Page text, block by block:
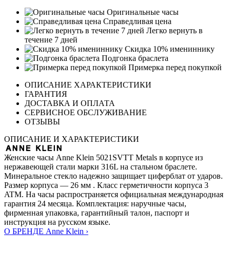
Оригинальные часы
Справедливая цена
Легко вернуть в
течение 7 дней
Скидка 10% имениннику
Подгонка браслета
Примерка перед покупкой
ОПИСАНИЕ ХАРАКТЕРИСТИКИ
ГАРАНТИЯ
ДОСТАВКА И ОПЛАТА
СЕРВИСНОЕ ОБСЛУЖИВАНИЕ
ОТЗЫВЫ
ОПИСАНИЕ И ХАРАКТЕРИСТИКИ
Женские часы Anne Klein 5021SVTT Metals в корпусе из
нержавеющей стали марки 316L на стальном браслете.
Минеральное стекло надежно защищает циферблат от ударов.
Размер корпуса — 26 мм . Класс герметичности корпуса 3
ATM. На часы распространяется официальная международная
гарантия 24 месяца. Комплектация: наручные часы,
фирменная упаковка, гарантийный талон, паспорт и
инструкция на русском языке.
О БРЕНДЕ Anne Klein ›